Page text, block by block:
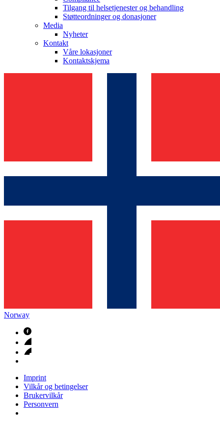
Tilgang til helsetjenester og behandling
Støtteordninger og donasjoner
Media
Nyheter
Kontakt
Våre lokasjoner
Kontaktskjema
Norway
Imprint
Vilkår og betingelser
Brukervilkår
Personvern